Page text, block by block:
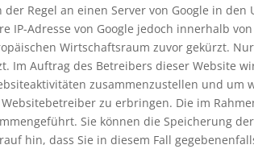
Regel an einen Server von Google in
IP-Adresse von Google jedoch innerhalb
Wirtschaftsraum zuvor gekürzt.
Im Auftrag des Betreibers dieser Website
zusammenzustellen und
zu erbringen. Die im
Sie können die Speicherung
hin, dass Sie in diesem Fall